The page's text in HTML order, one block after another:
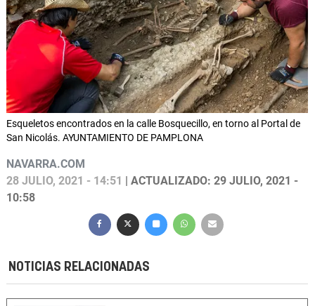
Esqueletos encontrados en la calle Bosquecillo, en torno al Portal de
San Nicolás. AYUNTAMIENTO DE PAMPLONA
NAVARRA.COM
28 JULIO, 2021 - 14:51
| ACTUALIZADO: 29 JULIO, 2021 -
10:58
NOTICIAS RELACIONADAS